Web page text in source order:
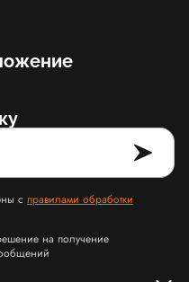
с правилами обработки
на получение